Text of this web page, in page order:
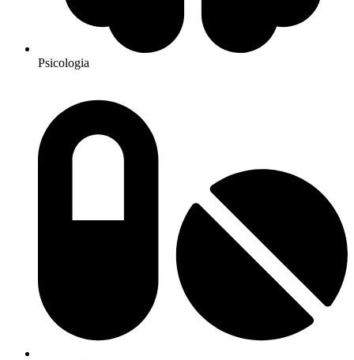
Psicologia